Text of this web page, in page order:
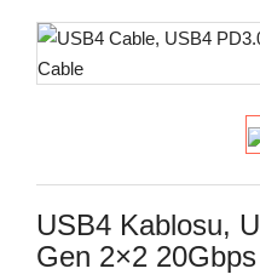
USB4 Kablosu,
Gen 2×2